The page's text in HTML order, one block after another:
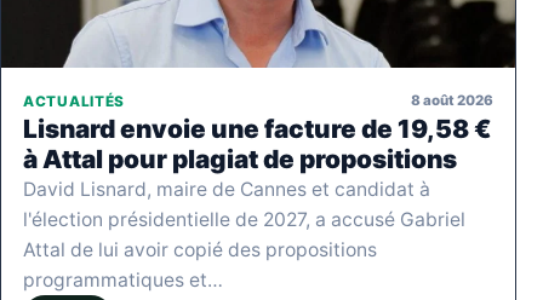
ACTUALITÉS 8 août 2026
Lisnard envoie une facture de 19,58 €
à Attal pour plagiat de propositions
David Lisnard, maire de Cannes et candidat à
l'élection présidentielle de 2027, a accusé Gabriel
Attal de lui avoir copié des propositions
programmatiques et…